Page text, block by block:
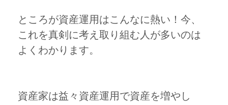
ところが資産運用はこんなに熱い！今、
これを真剣に考え取り組む人が多いのは
よくわかります。
資産家は益々資産運用で資産を増やし